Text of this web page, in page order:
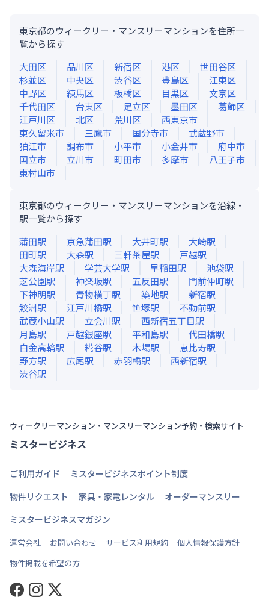
東京都のウィークリー・マンスリーマンションを住所一
覧から探す
大田区
品川区 新宿区 港区
世田谷区
杉並区
中央区 渋谷区 豊島区
江東区
中野区
練馬区 板橋区 目黒区
文京区
千代田区
台東区 足立区 墨田区
葛飾区
江戸川区
北区 荒川区
西東京市
東久留米市
三鷹市 国分寺市
武蔵野市
狛江市
調布市 小平市 小金井市
府中市
国立市
立川市 町田市 多摩市
八王子市
東村山市
東京都のウィークリー・マンスリーマンションを沿線・
駅一覧から探す
蒲田駅 京急蒲田駅 大井町駅 大崎駅
田町駅 大森駅 三軒茶屋駅 戸越駅
大森海岸駅 学芸大学駅 早稲田駅 池袋駅
芝公園駅 神楽坂駅 五反田駅 門前仲町駅
下神明駅 青物横丁駅 築地駅 新宿駅
鮫洲駅 江戸川橋駅 笹塚駅 不動前駅
武蔵小山駅 立会川駅 西新宿五丁目駅
月島駅 戸越銀座駅 平和島駅 代田橋駅
白金高輪駅 糀谷駅 木場駅 恵比寿駅
野方駅 広尾駅 赤羽橋駅 西新宿駅
渋谷駅
ウィークリーマンション・マンスリーマンション予約・検索サイト
ミスタービジネス
ご利用ガイド
ミスタービジネスポイント制度
物件リクエスト
家具・家電レンタル
オーダーマンスリー
ミスタービジネスマガジン
運営会社 お問い合わせ サービス利用規約
個人情報保護方針
物件掲載を希望の方
Facebook
Instagram
Twitter